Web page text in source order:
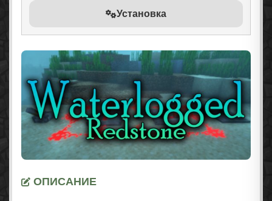
Установка
ОПИСАНИЕ